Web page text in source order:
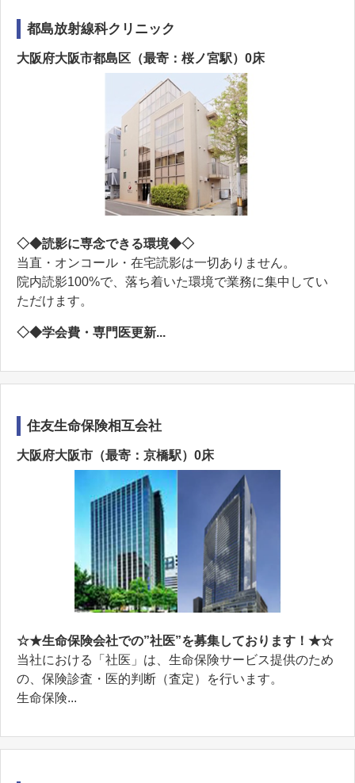
都島放射線科クリニック
大阪府大阪市都島区（最寄：桜ノ宮駅）0床
◇◆読影に専念できる環境◆◇
当直・オンコール・在宅読影は一切ありません。
院内読影100%で、落ち着いた環境で業務に集中してい
ただけます。
◇◆学会費・専門医更新...
住友生命保険相互会社
大阪府大阪市（最寄：京橋駅）0床
☆★生命保険会社での”社医”を募集しております！★☆
当社における「社医」は、生命保険サービス提供のため
の、保険診査・医的判断（査定）を行います。
生命保険...